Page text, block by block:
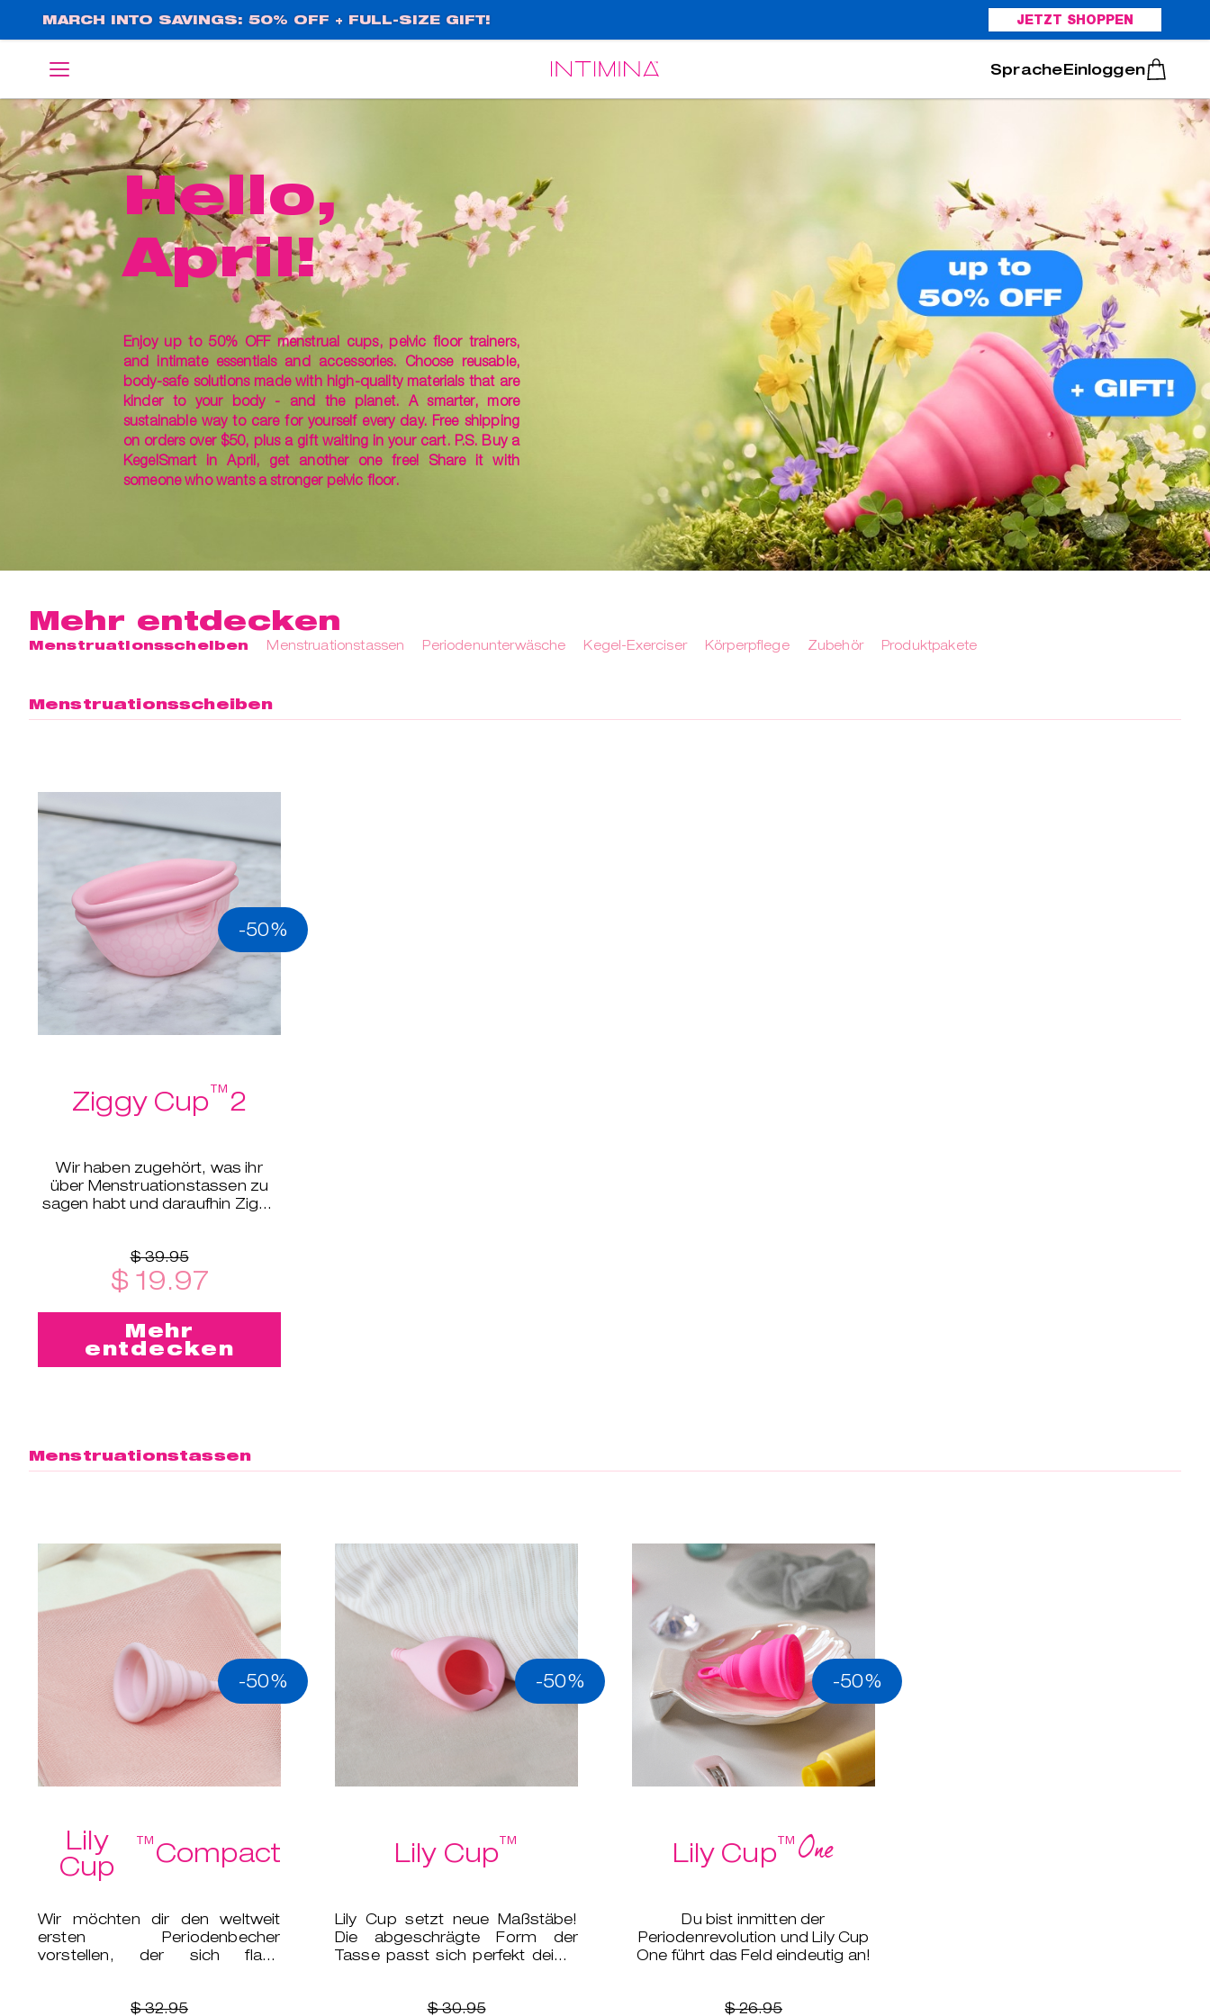
MARCH INTO SAVINGS: 50% OFF + FULL-SIZE GIFT! JETZT SHOPPEN
English Português
Einloggen
Hello,
April!
Enjoy up to 50% OFF menstrual cups, pelvic floor trainers,
and intimate essentials and accessories. Choose reusable,
body-safe solutions made with high-quality materials that are
kinder to your body - and the planet. A smarter, more
sustainable way to care for yourself every day. Free shipping
on orders over $50, plus a gift waiting in your cart. P.S. Buy a
KegelSmart in April, get another one free! Share it with
someone who wants a stronger pelvic floor.
Mehr entdecken
Menstruationsscheiben Menstruationstassen Periodenunterwäsche Kegel-Exerciser Körperpflege Zubehör Produktpakete
Menstruationsscheiben
-50%
Ziggy Cup™2
Wir haben zugehört, was ihr
über Menstruationstassen zu
sagen habt und daraufhin Ziggy
$ 39.95
$ 19.97
Mehr
entdecken
Menstruationstassen
-50%
Lily
Cup
™Compact
Wir möchten dir den weltweit
ersten Periodenbecher
vorstellen, der sich flach
$ 32.95
-50%
Lily Cup™
Lily Cup setzt neue Maßstäbe!
Die abgeschrägte Form der
Tasse passt sich perfekt deiner
$ 30.95
-50%
Lily Cup™One
Du bist inmitten der
Periodenrevolution und Lily Cup
One führt das Feld eindeutig an!
$ 26.95